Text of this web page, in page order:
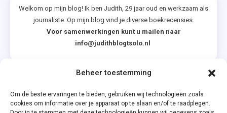
Beheer toestemming
Om de beste ervaringen te bieden, gebruiken wij technologieën zoals
cookies om informatie over je apparaat op te slaan en/of te raadplegen.
Welkom op mijn blog! Ik ben Judith, 29 jaar oud en werkzaam als
journaliste. Op mijn blog vind je diverse boekrecensies.
Voor samenwerkingen kunt u mailen naar
info@judithblogtsolo.nl